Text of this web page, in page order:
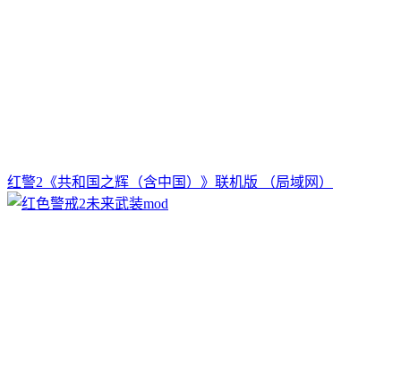
红警2《共和国之辉（含中国）》联机版 （局域网）